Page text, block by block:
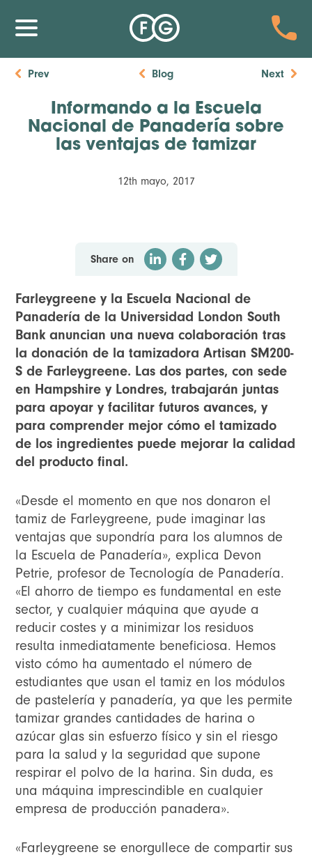
Prev Blog Next
Informando a la Escuela
Nacional de Panadería sobre
las ventajas de tamizar
12th mayo, 2017
Share on
Farleygreene y la Escuela Nacional de
Panadería de la Universidad London South
Bank anuncian una nueva colaboración tras
la donación de la tamizadora ArtisanSM200-
S de Farleygreene. Las dos partes, con sede
en Hampshire y Londres, trabajarán juntas
para apoyar y facilitar futuros avances, y
para comprender mejor cómo el tamizado
de los ingredientes puede mejorar la calidad
del producto final.
«Desde el momento en que nos donaron el
tamiz de Farleygreene, pude imaginar las
ventajas que supondría para los alumnos de
la Escuela de Panadería», explica Devon
Petrie, profesor de Tecnología de Panadería.
«El ahorro de tiempo es fundamental en este
sector, y cualquier máquina que ayude a
reducir costes y a minimizar los residuos
resulta inmediatamente beneficiosa. Hemos
visto cómo ha aumentado el número de
estudiantes que usan el tamiz en los módulos
de pastelería y panadería, ya que les permite
tamizar grandes cantidades de harina o
azúcar glas sin esfuerzo físico y sin el riesgo
para la salud y la seguridad que supone
respirar el polvo de la harina. Sin duda, es
una máquina imprescindible en cualquier
empresa de producción panadera».
«Farleygreene se enorgullece de compartir sus